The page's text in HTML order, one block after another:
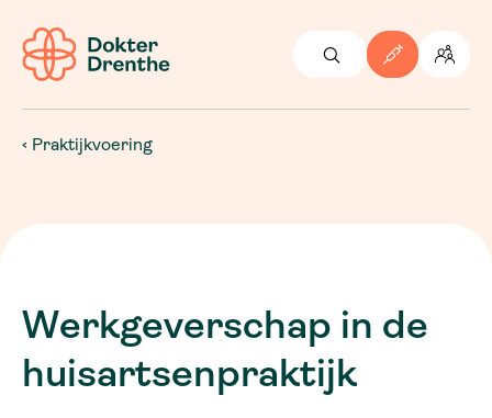
Praktijkvoering
Werkgeverschap in de
huisartsenpraktijk